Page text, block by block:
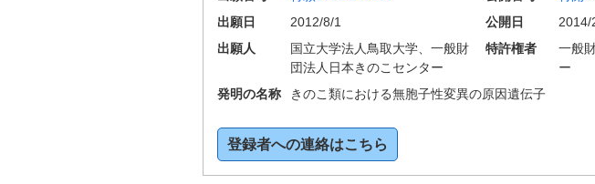
出願日
2012/8/1 公開日
2014/
出願人
国立大学法人鳥取大学、一般財
団法人日本きのこセンター
特許権者
一般
ー
発明の名称 きのこ類における無胞子性変異の原因遺伝子
登録者への連絡はこちら